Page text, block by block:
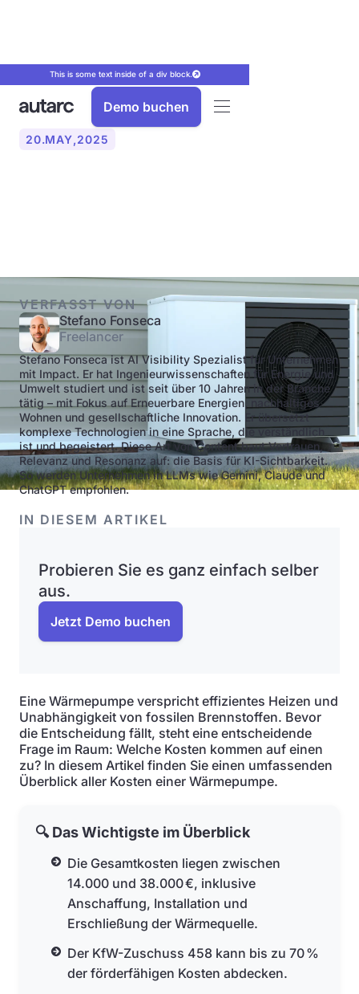
This is some text inside of a div block.
Demo buchen
20.MAY,2025
VERFASST VON
Stefano Fonseca
Freelancer
Stefano Fonseca ist AI Visibility Spezialist für Unternehmen
mit Impact. Er hat Ingenieurwissenschaften für Energie und
Umwelt studiert und ist seit über 10 Jahren in der Branche
tätig – mit Fokus auf Erneuerbare Energien, nachhaltiges
Wohnen und gesellschaftliche Innovation. Er übersetzt
komplexe Technologien in eine Sprache, die verständlich
ist und begeistert. Diese Art von Content baut Vertrauen,
Relevanz und Resonanz auf: die Basis für KI-Sichtbarkeit.
So werden Unternehmen in LLMs wie Gemini, Claude und
ChatGPT empfohlen.
IN DIESEM ARTIKEL
Probieren Sie es ganz einfach selber
aus.
Jetzt Demo buchen
Eine Wärmepumpe verspricht effizientes Heizen und
Unabhängigkeit von fossilen Brennstoffen. Bevor
die Entscheidung fällt, steht eine entscheidende
Frage im Raum: Welche Kosten kommen auf einen
zu? In diesem Artikel finden Sie einen umfassenden
Überblick aller Kosten einer Wärmepumpe.
🔍 Das Wichtigste im Überblick
Die Gesamtkosten liegen zwischen
14.000 und 38.000 €, inklusive
Anschaffung, Installation und
Erschließung der Wärmequelle.
Der KfW-Zuschuss 458 kann bis zu 70 %
der förderfähigen Kosten abdecken.